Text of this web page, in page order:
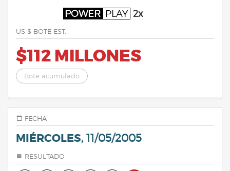
POWER PLAY 2x
US $ BOTE EST.
$112 MILLONES
Bote acumulado
FECHA
MIÉRCOLES, 11/05/2005
RESULTADO